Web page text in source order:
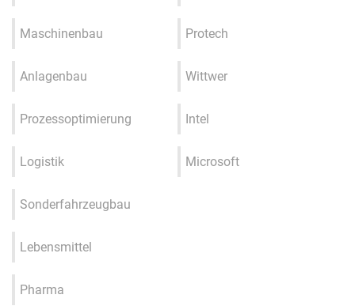
Maschinenbau
Anlagenbau
Prozessoptimierung
Logistik
Sonderfahrzeugbau
Lebensmittel
Pharma
Protech
Wittwer
Intel
Microsoft